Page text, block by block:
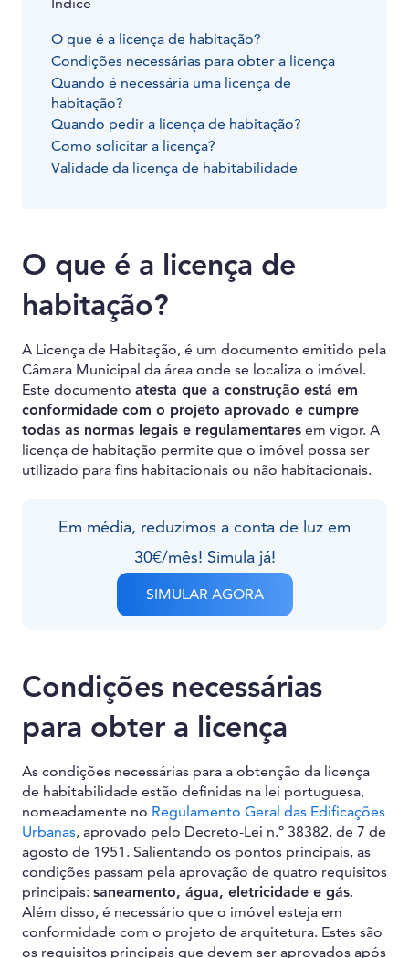
Índice
O que é a licença de habitação?
Condições necessárias para obter a licença
Quando é necessária uma licença de
habitação?
Quando pedir a licença de habitação?
Como solicitar a licença?
Validade da licença de habitabilidade
O que é a licença de
habitação?
A Licença de Habitação, é um documento emitido pela
Câmara Municipal da área onde se localiza o imóvel.
Este documento atesta que a construção está em
conformidade com o projeto aprovado e cumpre
todas as normas legais e regulamentares em vigor. A
licença de habitação permite que o imóvel possa ser
utilizado para fins habitacionais ou não habitacionais.
Em média, reduzimos a conta de luz em
30€/mês! Simula já!
SIMULAR AGORA
Condições necessárias
para obter a licença
As condições necessárias para a obtenção da licença
de habitabilidade estão definidas na lei portuguesa,
nomeadamente no Regulamento Geral das Edificações
Urbanas, aprovado pelo Decreto-Lei n.º 38382, de 7 de
agosto de 1951. Salientando os pontos principais, as
condições passam pela aprovação de quatro requisitos
principais: saneamento, água, eletricidade e gás.
Além disso, é necessário que o imóvel esteja em
conformidade com o projeto de arquitetura. Estes são
os requisitos principais que devem ser aprovados após